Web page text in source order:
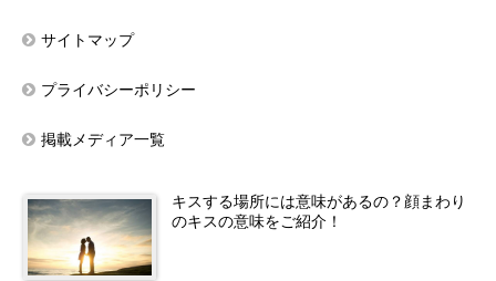
サイトマップ
プライバシーポリシー
掲載メディア一覧
キスする場所には意味があるの？顔まわり
のキスの意味をご紹介！